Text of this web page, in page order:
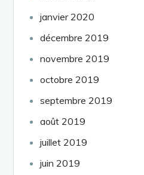
janvier 2020
décembre 2019
novembre 2019
octobre 2019
septembre 2019
août 2019
juillet 2019
juin 2019